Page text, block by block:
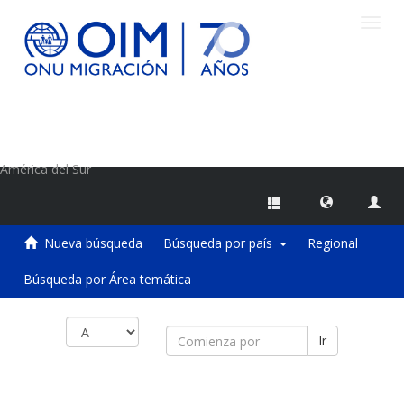
América del Sur
Nueva búsqueda Búsqueda por país Regional
Búsqueda por Área temática
Ir